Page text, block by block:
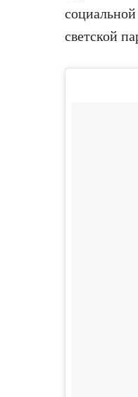
светской